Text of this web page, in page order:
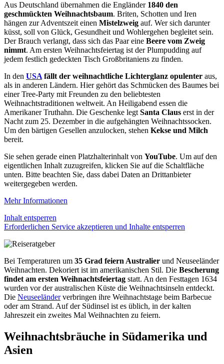
Aus Deutschland übernahmen die Engländer 1840 den
geschmückten Weihnachtsbaum. Briten, Schotten und Iren
hängen zur Adventszeit einen Mistelzweig auf. Wer sich darunter
küsst, soll von Glück, Gesundheit und Wohlergehen begleitet sein.
Der Brauch verlangt, dass sich das Paar eine Beere vom Zweig
nimmt. Am ersten Weihnachtsfeiertag ist der Plumpudding auf
jedem festlich gedeckten Tisch Großbritaniens zu finden.
In den USA fällt der weihnachtliche Lichterglanz opulenter aus,
als in anderen Ländern. Hier gehört das Schmücken des Baumes bei
einer Tree-Party mit Freunden zu den beliebtesten
Weihnachtstraditionen weltweit. An Heiligabend essen die
Amerikaner Truthahn. Die Geschenke legt Santa Claus erst in der
Nacht zum 25. Dezember in die aufgehängten Weihnachtssocken.
Um den bärtigen Gesellen anzulocken, stehen Kekse und Milch
bereit.
Sie sehen gerade einen Platzhalterinhalt von YouTube. Um auf den
eigentlichen Inhalt zuzugreifen, klicken Sie auf die Schaltfläche
unten. Bitte beachten Sie, dass dabei Daten an Drittanbieter
weitergegeben werden.
Mehr Informationen
Inhalt entsperren
Erforderlichen Service akzeptieren und Inhalte entsperren
Bei Temperaturen um 35 Grad feiern Australier und Neuseeländer
Weihnachten. Dekoriert ist im amerikanischen Stil. Die Bescherung
findet am ersten Weihnachtsfeiertag statt. An den Festtagen 1634
wurden vor der australischen Küste die Weihnachtsinseln entdeckt.
Die Neuseeländerverbringen ihre Weihnachtstage beim Barbecue
oder am Strand. Auf der Südinsel ist es üblich, in der kalten
Jahreszeit ein zweites Mal Weihnachten zu feiern.
Weihnachtsbräuche in Südamerika und
Asien